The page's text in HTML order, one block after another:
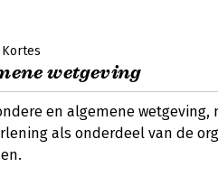
Kortes
wetgeving
en algemene wetgeving,
als onderdeel van de